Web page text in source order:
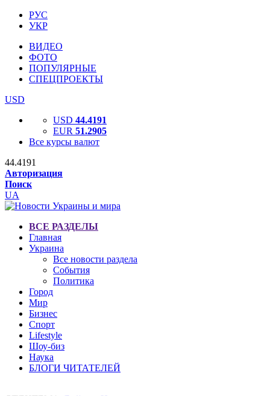
РУС
УКР
ВИДЕО
ФОТО
ПОПУЛЯРНЫЕ
СПЕЦПРОЕКТЫ
USD
USD 44.4191
EUR 51.2905
Все курсы валют
44.4191
Авторизация
Поиск
UA
ВСЕ РАЗДЕЛЫ
Главная
Украина
Все новости раздела
События
Политика
Город
Мир
Бизнес
Спорт
Lifestyle
Шоу-биз
Наука
БЛОГИ ЧИТАТЕЛЕЙ